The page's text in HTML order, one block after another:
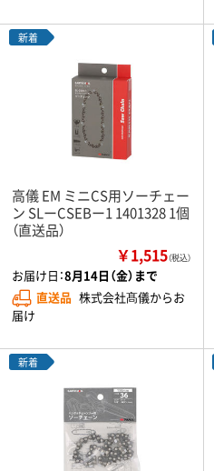
新着
高儀 EM ミニCS用ソーチェー
ン SLーCSEBー1 1401328 1個
（直送品）
￥1,515（税込）
お届け日：8月14日（金）まで
直送品 株式会社髙儀からお
届け
新着